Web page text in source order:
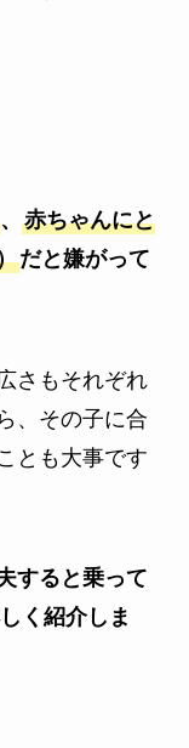
、 赤ちゃんにと
だと嫌がって
さもそれぞれ
、その子に合
とも大事です
すると乗って
く紹介しま